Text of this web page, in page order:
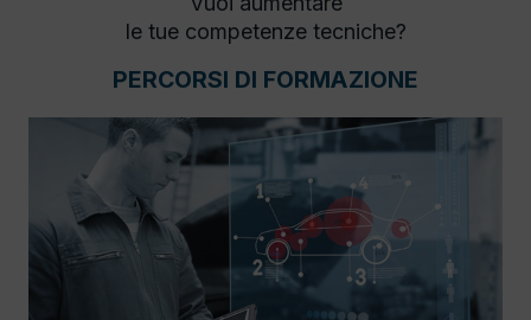
le tue competenze tecniche?
PERCORSI DI FORMAZIONE